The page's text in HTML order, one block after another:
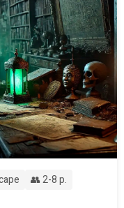
👥 2-8 p.